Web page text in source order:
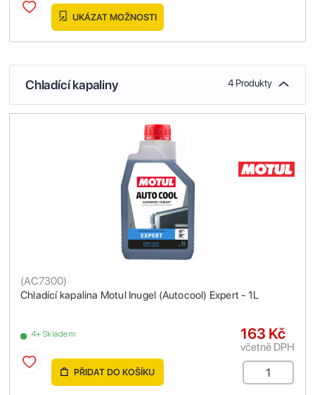
UKÁZAT MOŽNOSTI
Chladící kapaliny 4 Produkty
Chladící kapalina Motul Inugel (Autocool) Expert - 1L
(AC7300)
4+ Skladem 163 Kč
včetně DPH
PŘIDAT DO KOŠÍKU